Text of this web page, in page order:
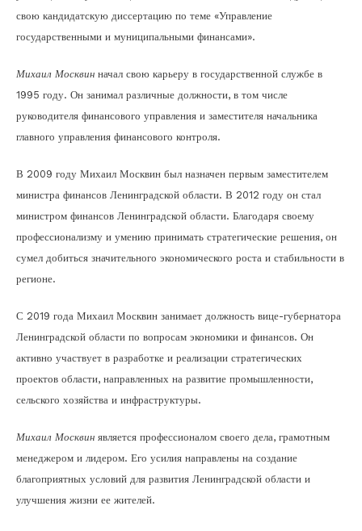
свою кандидатскую диссертацию по теме «Управление
государственными и муниципальными финансами».
Михаил Москвин начал свою карьеру в государственной службе в
1995 году. Он занимал различные должности, в том числе
руководителя финансового управления и заместителя начальника
главного управления финансового контроля.
В 2009 году Михаил Москвин был назначен первым заместителем
министра финансов Ленинградской области. В 2012 году он стал
министром финансов Ленинградской области. Благодаря своему
профессионализму и умению принимать стратегические решения, он
сумел добиться значительного экономического роста и стабильности в
регионе.
С 2019 года Михаил Москвин занимает должность вице-губернатора
Ленинградской области по вопросам экономики и финансов. Он
активно участвует в разработке и реализации стратегических
проектов области, направленных на развитие промышленности,
сельского хозяйства и инфраструктуры.
Михаил Москвин является профессионалом своего дела, грамотным
менеджером и лидером. Его усилия направлены на создание
благоприятных условий для развития Ленинградской области и
улучшения жизни ее жителей.